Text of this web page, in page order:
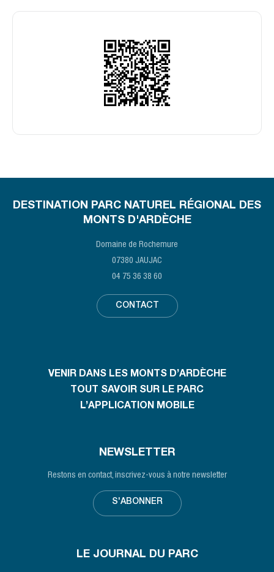
DESTINATION PARC NATUREL RÉGIONAL DES
MONTS D'ARDÈCHE
Domaine de Rochemure
07380 JAUJAC
04 75 36 38 60
CONTACT
VENIR DANS LES MONTS D’ARDÈCHE
TOUT SAVOIR SUR LE PARC
L’APPLICATION MOBILE
NEWSLETTER
Restons en contact, inscrivez-vous à notre newsletter
S'ABONNER
LE JOURNAL DU PARC